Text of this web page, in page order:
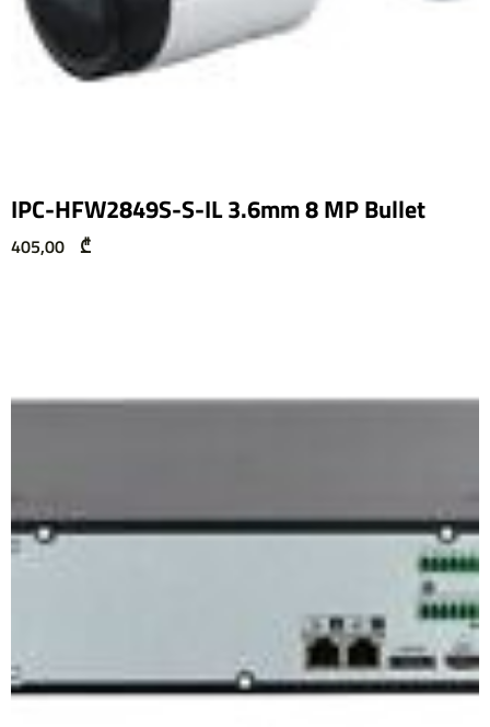
IPC-HFW2849S-S-IL 3.6mm 8 MP Bullet
405,00 ₾